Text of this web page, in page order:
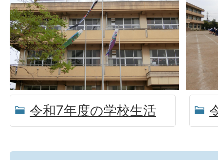
令和7年度の学校生活